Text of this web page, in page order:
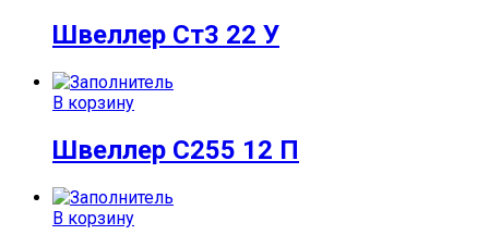
Швеллер Ст3 22 У
В корзину
Швеллер С255 12 П
В корзину